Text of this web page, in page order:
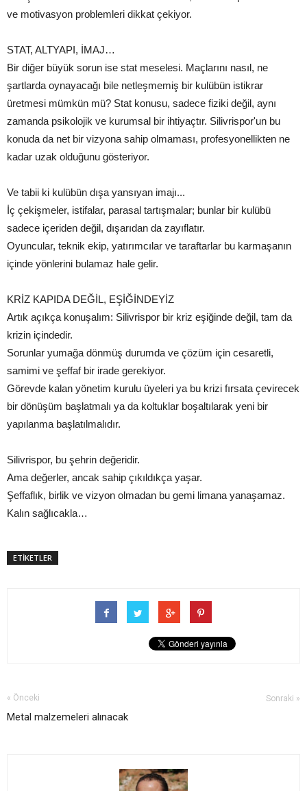
ve motivasyon problemleri dikkat çekiyor.
STAT, ALTYAPI, İMAJ…
Bir diğer büyük sorun ise stat meselesi. Maçlarını nasıl, ne
şartlarda oynayacağı bile netleşmemiş bir kulübün istikrar
üretmesi mümkün mü? Stat konusu, sadece fiziki değil, aynı
zamanda psikolojik ve kurumsal bir ihtiyaçtır. Silivrispor'un bu
konuda da net bir vizyona sahip olmaması, profesyonellikten ne
kadar uzak olduğunu gösteriyor.
Ve tabii ki kulübün dışa yansıyan imajı...
İç çekişmeler, istifalar, parasal tartışmalar; bunlar bir kulübü
sadece içeriden değil, dışarıdan da zayıflatır.
Oyuncular, teknik ekip, yatırımcılar ve taraftarlar bu karmaşanın
içinde yönlerini bulamaz hale gelir.
KRİZ KAPIDA DEĞİL, EŞİĞİNDEYİZ
Artık açıkça konuşalım: Silivrispor bir kriz eşiğinde değil, tam da
krizin içindedir.
Sorunlar yumağa dönmüş durumda ve çözüm için cesaretli,
samimi ve şeffaf bir irade gerekiyor.
Görevde kalan yönetim kurulu üyeleri ya bu krizi fırsata çevirecek
bir dönüşüm başlatmalı ya da koltuklar boşaltılarak yeni bir
yapılanma başlatılmalıdır.
Silivrispor, bu şehrin değeridir.
Ama değerler, ancak sahip çıkıldıkça yaşar.
Şeffaflık, birlik ve vizyon olmadan bu gemi limana yanaşamaz.
Kalın sağlıcakla…
ETİKETLER
« Önceki
Metal malzemeleri alınacak
Sonraki »